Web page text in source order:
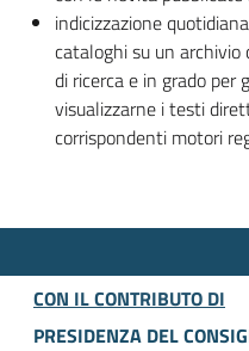
indicizzazione
cataloghi su un
di ricerca e in grado
visualizzarne i testi
corrispondenti motori
CON IL CONTRIBUTO DI
PRESIDENZA DEL